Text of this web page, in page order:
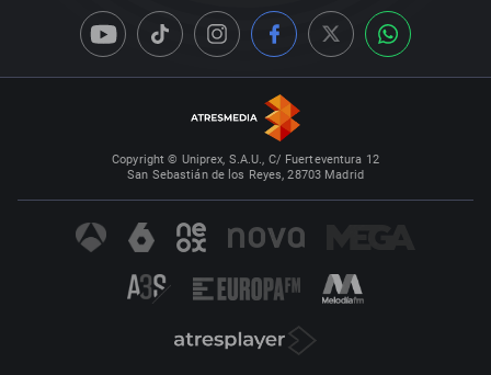
Copyright © Uniprex, S.A.U., C/ Fuerteventura 12
San Sebastián de los Reyes, 28703 Madrid